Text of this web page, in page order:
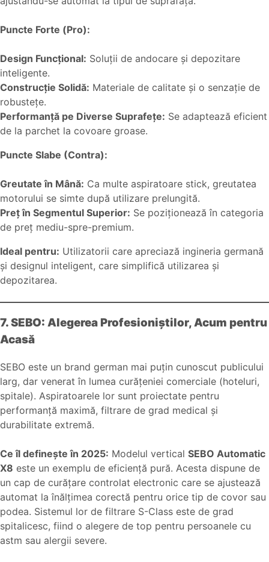
Puncte Forte (Pro):
Design Funcțional: Soluții de andocare și depozitare
inteligente.
Construcție Solidă: Materiale de calitate și o senzație de
robustețe.
Performanță pe Diverse Suprafețe: Se adaptează eficient
de la parchet la covoare groase.
Puncte Slabe (Contra):
Greutate în Mână: Ca multe aspiratoare stick, greutatea
motorului se simte după utilizare prelungită.
Preț în Segmentul Superior: Se poziționează în categoria
de preț mediu-spre-premium.
Ideal pentru: Utilizatorii care apreciază ingineria germană
și designul inteligent, care simplifică utilizarea și
depozitarea.
7. SEBO: Alegerea Profesioniștilor, Acum pentru
Acasă
SEBO este un brand german mai puțin cunoscut publicului
larg, dar venerat în lumea curățeniei comerciale (hoteluri,
spitale). Aspiratoarele lor sunt proiectate pentru
performanță maximă, filtrare de grad medical și
durabilitate extremă.
Ce îl definește în 2025: Modelul vertical SEBO Automatic
X8 este un exemplu de eficiență pură. Acesta dispune de
un cap de curățare controlat electronic care se ajustează
automat la înălțimea corectă pentru orice tip de covor sau
podea. Sistemul lor de filtrare S-Class este de grad
spitalicesc, fiind o alegere de top pentru persoanele cu
astm sau alergii severe.